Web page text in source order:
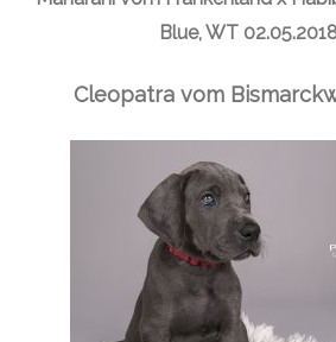
Blue, WT
Cleopatra vom